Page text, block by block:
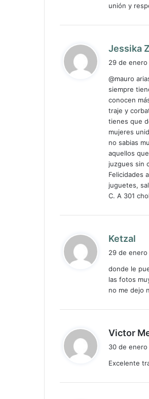
unión y
Jessika
29 de enero
@mauro
siempre
conocen
traje y
tienes que
mujeres
no sabias
aquellos
juzgues sin
Felicidades
juguetes,
C. A 301
Ketzal
e
29 de enero
donde le
las fotos
no me dejo
Victor
30 de enero
Excelente